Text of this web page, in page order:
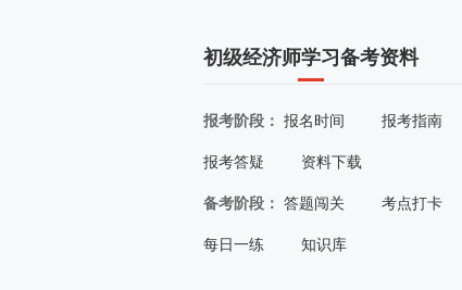
初级经济师学习备考资料
报考阶段： 报名时间 报考指南
报考答疑 资料下载
备考阶段： 答题闯关 考点打卡
每日一练 知识库